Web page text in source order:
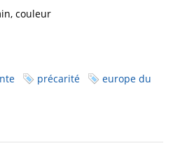
couleur
précarité
europe du